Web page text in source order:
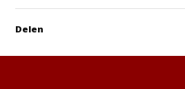
Delen